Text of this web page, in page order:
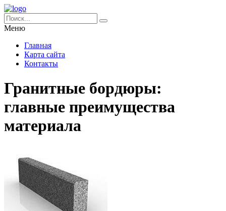
Меню
Главная
Карта сайта
Контакты
Гранитные бордюры:
главные преимущества
материала